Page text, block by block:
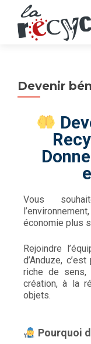
Devenir
Vous
économie plus
Rejoindre
d’Anduze,
riche de
création, à la
objets.
Pourquoi